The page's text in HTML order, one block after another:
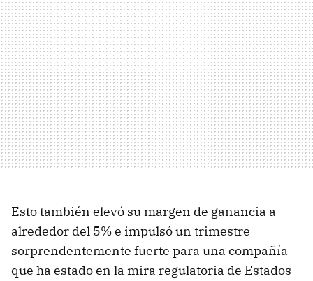
Esto también elevó su margen de ganancia a
alrededor del 5% e impulsó un trimestre
sorprendentemente fuerte para una compañía
que ha estado en la mira regulatoria de Estados